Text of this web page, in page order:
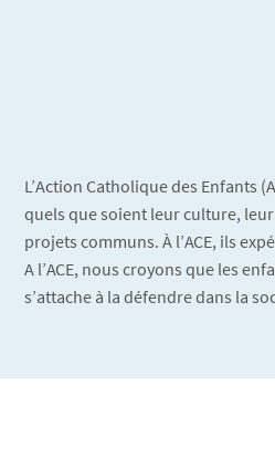
L’Action Catholique des Enfants
quels que soient leur culture,
projets communs. À l’ACE, ils
A l’ACE, nous croyons que les
s’attache à la défendre dans la